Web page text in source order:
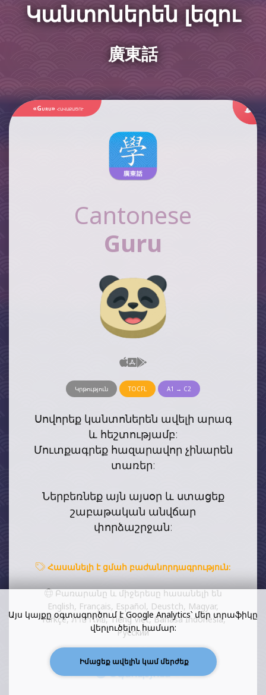
Կանտոներեն լեզու
廣東話
«Guru» հավաքածու
Cantonese
Guru
Կրթություն TOCFL A1 → C2
Սովորեք կանտոներեն ավելի արագ
և հեշտությամբ:
Մուտքագրեք հազարավոր չինարեն
տառեր:
Ներբեռնեք այն այսօր և ստացեք
շաբաթական անվճար
փորձաշրջան:
Հասանելի է ցմահ բաժանորդագրություն:
Բառարանը և միջերեսը հասանելի են
English, Français, Español, Deustch, Magyar,
Türkçe, ภาษาไทย, Tiếng Việt, Bahasa Indonesia,
Русский
Օգնություն
Այս կայքը օգտագործում է Google Analytics՝ մեր տրաֆիկը
վերլուծելու համար:
Իմացեք ավելին կամ մերժեք